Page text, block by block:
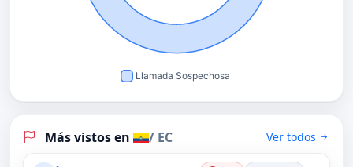
Más vistos en / EC Ver todos